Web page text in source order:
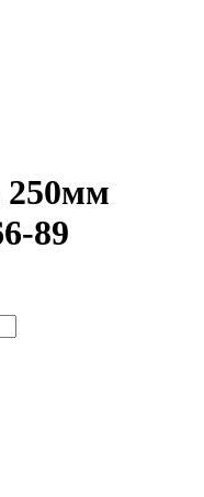
250мм
89